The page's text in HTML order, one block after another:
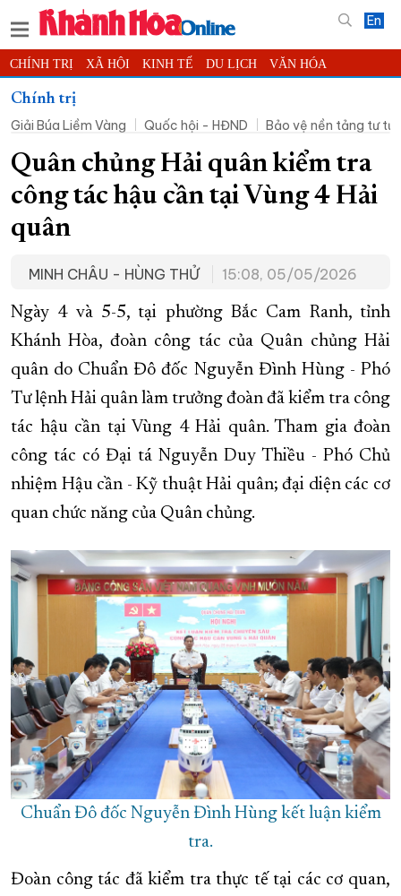
En
CHÍNH TRỊ XÃ HỘI KINH TẾ DU LỊCH VĂN HÓA
THỂ THAO
KHOA HỌC - CÔNG NGHỆ PHÁP LUẬT BẠN ĐỌC PHÓNG SỰ
THẾ GIỚI MULTIMEDIA VIDEO ĐỌC BÁO ONLINE
PODCAST THÔNG TIN - QUẢNG CÁO
QUY HOẠCH TỈNH KHÁNH HÒA
CHUNG TAY CẢI CÁCH HÀNH CHÍNH
XÂY DỰNG NÔNG THÔN MỚI LỊCH CẮT ĐIỆN
TÀU - XE - MÁY BAY
KỶ NIỆM 370 NĂM XÂY DỰNG VÀ PHÁT TRIỂN TỈNH KHÁNH HÒA
KHOẢNH KHẮC ĐẸP XỨ TRẦM
XÂY DỰNG KHÁNH HÒA TRỞ THÀNH THÀNH PHỐ TRỰC THUỘC
ĐẠI HỘI ĐẢNG CÁC CẤP TRANG CHỦ VỀ BÁO KHÁNH HÒA
Chính trị
Giải Búa Liềm Vàng
Quốc hội - HĐND Bảo vệ nền tảng tư
Quân chủng Hải quân kiểm tra
công tác hậu cần tại Vùng 4 Hải
quân
MINH CHÂU - HÙNG THỬ 15:08, 05/05/2026
Ngày 4 và 5-5, tại phường Bắc Cam Ranh, tỉnh
Khánh Hòa, đoàn công tác của Quân chủng Hải
quân do Chuẩn Đô đốc Nguyễn Đình Hùng - Phó
Tư lệnh Hải quân làm trưởng đoàn đã kiểm tra công
tác hậu cần tại Vùng 4 Hải quân. Tham gia đoàn
công tác có Đại tá Nguyễn Duy Thiều - Phó Chủ
nhiệm Hậu cần - Kỹ thuật Hải quân; đại diện các cơ
quan chức năng của Quân chủng.
Chuẩn Đô đốc Nguyễn Đình Hùng kết luận kiểm
tra.
Đoàn công tác đã kiểm tra thực tế tại các cơ quan,